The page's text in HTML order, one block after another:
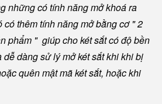
những có tính năng mở khoá ra
có thêm tính năng mở bằng cơ " 2
phẩm " giúp cho két sắt có độ bền
dàng sử lý mở két sắt khi khi bị
quên mật mã két sắt, hoặc khi